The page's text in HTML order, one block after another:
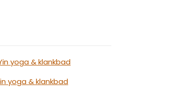
yoga & klankbad
yoga & klankbad